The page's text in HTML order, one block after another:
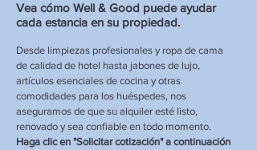
Vea cómo Well & Good puede ayudar
cada estancia en su propiedad.
Desde limpiezas profesionales y ropa de cama
de calidad de hotel hasta jabones de lujo,
artículos esenciales de cocina y otras
comodidades para los huéspedes, nos
aseguramos de que su alquiler esté listo,
renovado y sea confiable en todo momento.
Haga clic en "Solicitar cotización" a continuación